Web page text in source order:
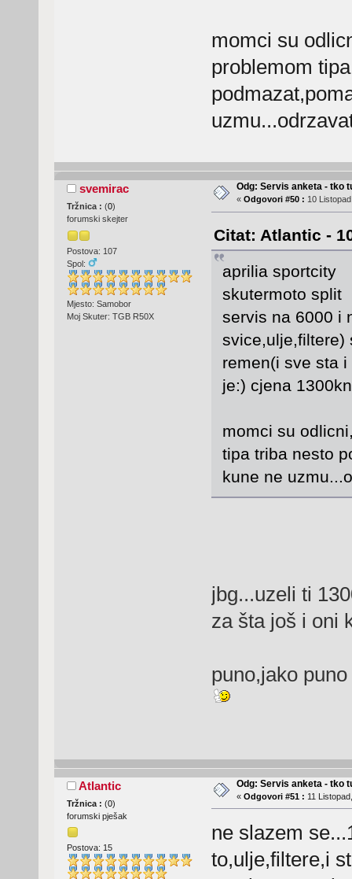
momci su
problemom
svemirac
Tržnica : (0)
forumski skejter
Postova: 107
Spol:
Mjesto: Samobor
Moj Skuter: TGB R50X
Odg: Servis anketa - tko
« Odgovori #50 : 10
Citat: Atlantic -
aprilia sportcity
skutermoto split
servis na 6000 i
svice,ulje,filtere)
remen(i sve sta
je:) cjena
momci su
tipa triba nesto
kune ne
jbg...uzeli ti
za šta još i oni
puno,jako
Atlantic
Tržnica : (0)
forumski pješak
Postova: 15
Odg: Servis anketa - tko
« Odgovori #51 : 11
ne slazem
to,ulje,filtere,i